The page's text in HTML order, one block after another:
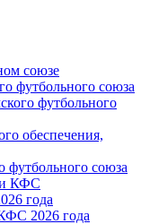
союзе
футбольного союза
футбольного
обеспечения,
союза
КФС
года
2026 года